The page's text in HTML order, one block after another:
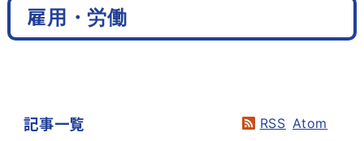
健康・福祉 産業・しごと
雇用・労働
記事一覧 RSS Atom